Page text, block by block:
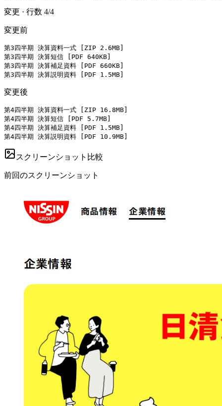
変更 · 行数 4/4
変更前
第3四半期 決算資料一式 [ZIP 2.6MB]
第3四半期 決算短信 [PDF 640KB]
第3四半期 決算補足資料 [PDF 660KB]
第3四半期 決算説明資料 [PDF 1.5MB]
変更後
第4四半期 決算資料一式 [ZIP 16.8MB]
第4四半期 決算短信 [PDF 5.7MB]
第4四半期 決算補足資料 [PDF 1.5MB]
第4四半期 決算説明資料 [PDF 10.9MB]
スクリーンショット比較
前回のスクリーンショット